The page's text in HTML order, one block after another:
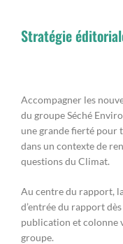
Stratégie
Accompagner les
du groupe Séché
une grande fierté pour
dans un contexte de
questions du Climat.
Au centre du rapport,
d’entrée du rapport
publication et colonne
groupe.